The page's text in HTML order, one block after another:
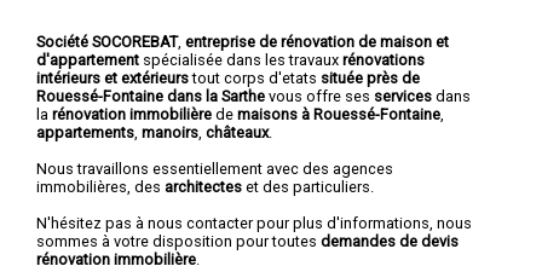
Société SOCOREBAT, entreprise de rénovation de maison et
d'appartement spécialisée dans les travaux rénovations
intérieurs et extérieurstout corps d'etats située près de
Rouessé-Fontaine dans la Sarthe vous offre ses services dans
la rénovation immobilière de maisons à Rouessé-Fontaine
appartements manoirs châteaux.
Nous travaillons essentiellement avec des agences
immobilières, des architectes et des particuliers.
N'hésitez pas à nous contacter pour plus d'informations, nous
sommes à votre disposition pour toutes demandes de devis
rénovation immobilière